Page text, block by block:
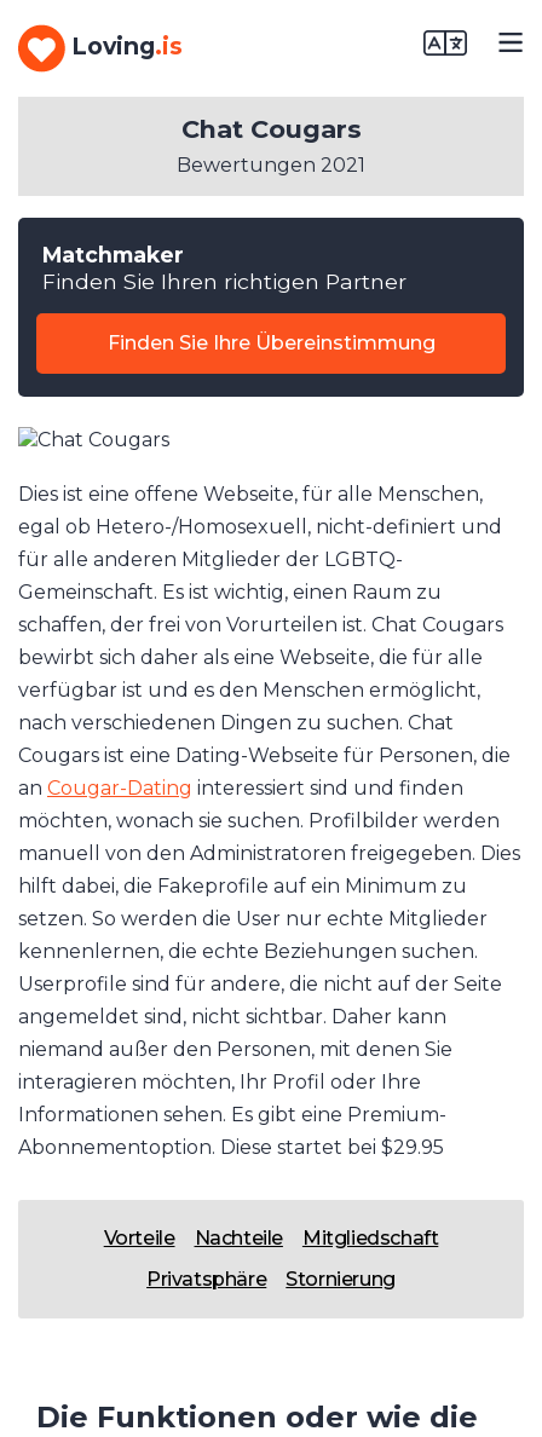
Loving.is
Matchmaker
Finden Sie Ihren richtigen Partner
Finden Sie Ihre Übereinstimmung
Chat Cougars
Bewertungen 2021
Dies ist eine offene Webseite, für alle Menschen,
egal ob Hetero-/Homosexuell, nicht-definiert und
für alle anderen Mitglieder der LGBTQ-
Gemeinschaft. Es ist wichtig, einen Raum zu
schaffen, der frei von Vorurteilen ist. Chat Cougars
bewirbt sich daher als eine Webseite, die für alle
verfügbar ist und es den Menschen ermöglicht,
nach verschiedenen Dingen zu suchen. Chat
Cougars ist eine Dating-Webseite für Personen, die
an Cougar-Dating interessiert sind und finden
möchten, wonach sie suchen. Profilbilder werden
manuell von den Administratoren freigegeben. Dies
hilft dabei, die Fakeprofile auf ein Minimum zu
setzen. So werden die User nur echte Mitglieder
kennenlernen, die echte Beziehungen suchen.
Userprofile sind für andere, die nicht auf der Seite
angemeldet sind, nicht sichtbar. Daher kann
niemand außer den Personen, mit denen Sie
interagieren möchten, Ihr Profil oder Ihre
Informationen sehen. Es gibt eine Premium-
Abonnementoption. Diese startet bei $29.95
Vorteile Nachteile
Mitgliedschaft
Privatsphäre
Stornierung
Die Funktionen oder wie die